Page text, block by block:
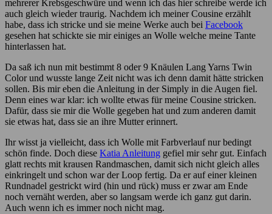
mehrerer Krebsgeschwüre und wenn ich das hier schreibe werde ich
auch gleich wieder traurig. Nachdem ich meiner Cousine erzählt
habe, dass ich stricke und sie meine Werke auch bei Facebook
gesehen hat schickte sie mir einiges an Wolle welche meine Tante
hinterlassen hat.
Da saß ich nun mit bestimmt 8 oder 9 Knäulen Lang Yarns Twin
Color und wusste lange Zeit nicht was ich denn damit hätte stricken
sollen. Bis mir eben die Anleitung in der Simply in die Augen fiel.
Denn eines war klar: ich wollte etwas für meine Cousine stricken.
Dafür, dass sie mir die Wolle gegeben hat und zum anderen damit
sie etwas hat, dass sie an ihre Mutter erinnert.
Ihr wisst ja vielleicht, dass ich Wolle mit Farbverlauf nur bedingt
schön finde. Doch diese Katia Anleitung gefiel mir sehr gut. Einfach
glatt rechts mit krausen Randmaschen, damit sich nicht gleich alles
einkringelt und schon war der Loop fertig. Da er auf einer kleinen
Rundnadel gestrickt wird (hin und rück) muss er zwar am Ende
noch vernäht werden, aber so langsam werde ich ganz gut darin.
Auch wenn ich es immer noch nicht mag.